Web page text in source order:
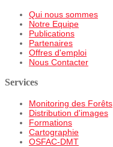
Qui nous sommes
Notre Equipe
Publications
Partenaires
Offres d'emploi
Nous Contacter
Services
Monitoring des Forêts
Distribution d'images
Formations
Cartographie
OSFAC-DMT